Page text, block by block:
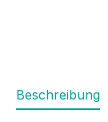
Beschreibung